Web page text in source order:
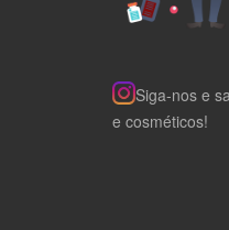
Siga-nos e
e cosméticos!